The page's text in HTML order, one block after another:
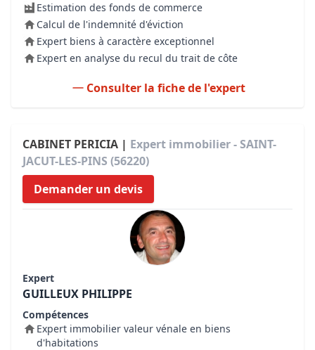
Estimation des fonds de commerce
Calcul de l'indemnité d'éviction
Expert biens à caractère exceptionnel
Expert en analyse du recul du trait de côte
Consulter la fiche de l'expert
CABINET PERICIA | Expert immobilier - SAINT-
JACUT-LES-PINS (56220)
Demander un devis
Expert
GUILLEUX PHILIPPE
Compétences
Expert immobilier valeur vénale en biens
d'habitations